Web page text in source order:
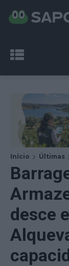
Início Últimas
desce